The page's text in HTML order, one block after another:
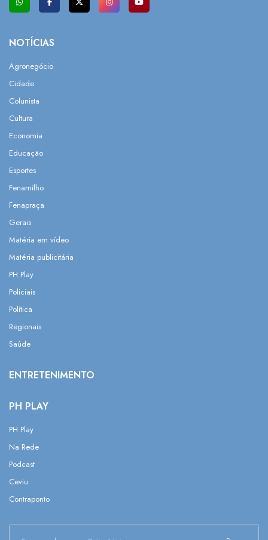
NOTÍCIAS
Agronegócio
Cidade
Colunista
Cultura
Economia
Educação
Esportes
Fenamilho
Fenapraça
Gerais
Matéria em vídeo
Matéria publicitária
PH Play
Policiais
Política
Regionais
Saúde
ENTRETENIMENTO
PH PLAY
PH Play
Na Rede
Podcast
Ceviu
Contraponto